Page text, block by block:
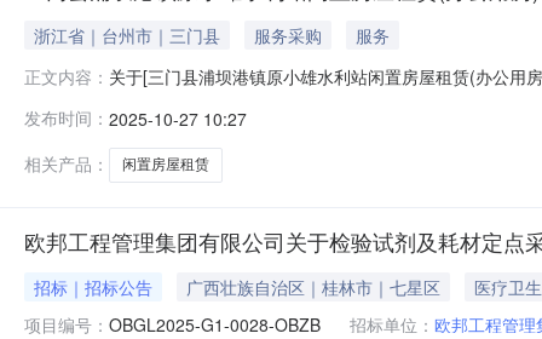
浙江省｜台州市｜三门县 服务采购
服务
正文内容： 关于[三门县浦坝港镇原小雄水利站闲置房屋租赁(办公用
称竞得人标的位置是否成交成交价成交时间总价1三门县
发布时间： 2025-10-27 10:27
相关产品：
闲置房屋租赁
欧邦工程管理集团有限公司关于检验试剂及耗材定
招标｜招标公告 广西壮族自治区｜桂林市｜七星区
医疗卫生
项目编号： OBGL2025-G1-0028-OBZB 招标单位： 欧邦工程管